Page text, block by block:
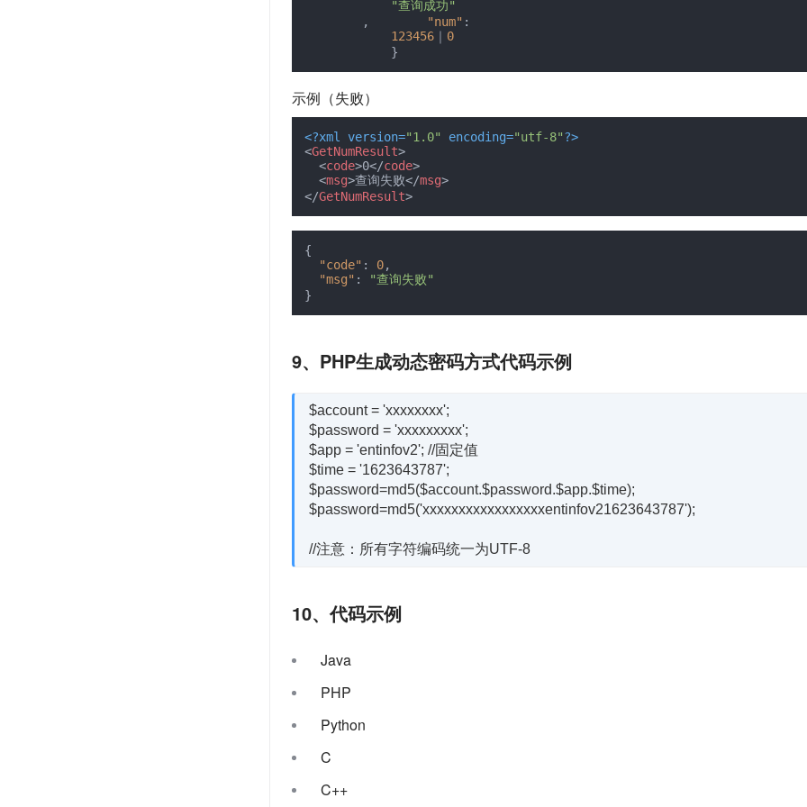
"查询成功"
,
"num" :
123456 ｜ 0
}
示例（失败）
<?xml version="1.0" encoding="utf-8"?>
<GetNumResult>
<code>0</code>
<msg>查询失败</msg>
</GetNumResult>
{
"code" : 0,
"msg" :
"查询失败"
}
9、PHP生成动态密码方式代码示例
$account = 'xxxxxxxx';
$password = 'xxxxxxxxx';
$app = 'entinfov2'; //固定值
$time = '1623643787';
$password=md5($account.$password.$app.$time);
$password=md5('xxxxxxxxxxxxxxxxxentinfov21623643787');
10、代码示例
Java
PHP
Python
C
C++